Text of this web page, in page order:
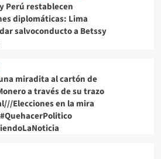
Perú restablecen
diplomáticas: Lima
salvoconducto a Betssy
miradita al cartón de
a través de su trazo
Elecciones en la mira